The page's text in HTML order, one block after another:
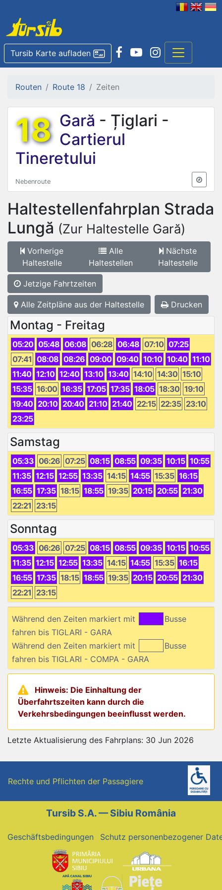
Tursib Karte aufladen
Routen Route 18 Zeiten
18 Gară - Țiglari -
Cartierul
Tineretului
Nebenroute
Haltestellenfahrplan Strada
Lungă (Zur Haltestelle Gară)
Vorherige
Haltestelle
Alle
Haltestellen
Nächste
Haltestelle
Jetzige Fahrtzeiten
Alle Zeitpläne aus der Haltestelle Drucken
Montag - Freitag
05:20 05:48 06:08 06:28 06:48 07:10 07:25
07:41 08:08 08:26 09:00 09:40 10:10 10:40 11:10
11:40 12:10 12:40 13:10 13:40 14:10 14:30 15:10
15:35 16:00 16:35 17:05 17:35 18:05 18:30 19:10
19:40 20:10 20:40 21:10 21:40 22:15 22:35 23:10
23:25
Samstag
05:33 06:26 07:25 08:15 08:55 09:35 10:15 10:55
11:35 12:15 12:55 13:35 14:15 14:55 15:35 16:15
16:55 17:35 18:15 18:55 19:35 20:15 20:55 21:30
22:21 23:15
Sonntag
05:33 06:26 07:25 08:15 08:55 09:35 10:15 10:55
11:35 12:15 12:55 13:35 14:15 14:55 15:35 16:15
16:55 17:35 18:15 18:55 19:35 20:15 20:55 21:30
22:21 23:15
Während den Zeiten markiert mit
Busse
fahren bis TIGLARI - GARA
Während den Zeiten markiert mit
Busse
fahren bis TIGLARI - COMPA - GARA
Hinweis: Die Einhaltung der
Überfahrtszeiten kann durch die
Verkehrsbedingungen beeinflusst werden.
Letzte Aktualisierung des Fahrplans: 30 Jun 2026
Rechte und Pflichten der Passagiere
Tursib S.A. — Sibiu România
Geschäftsbedingungen Schutz personenbezogener